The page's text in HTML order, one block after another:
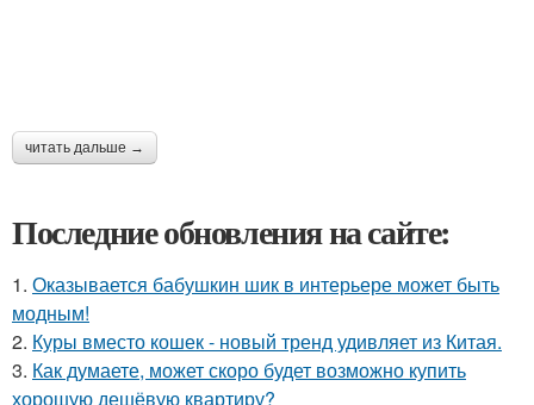
читать дальше →
Последние обновления на сайте:
1. Оказывается бабушкин шик в интерьере может быть
модным!
2. Куры вместо кошек - новый тренд удивляет из Китая.
3. Как думаете, может скоро будет возможно купить
хорошую дешёвую квартиру?